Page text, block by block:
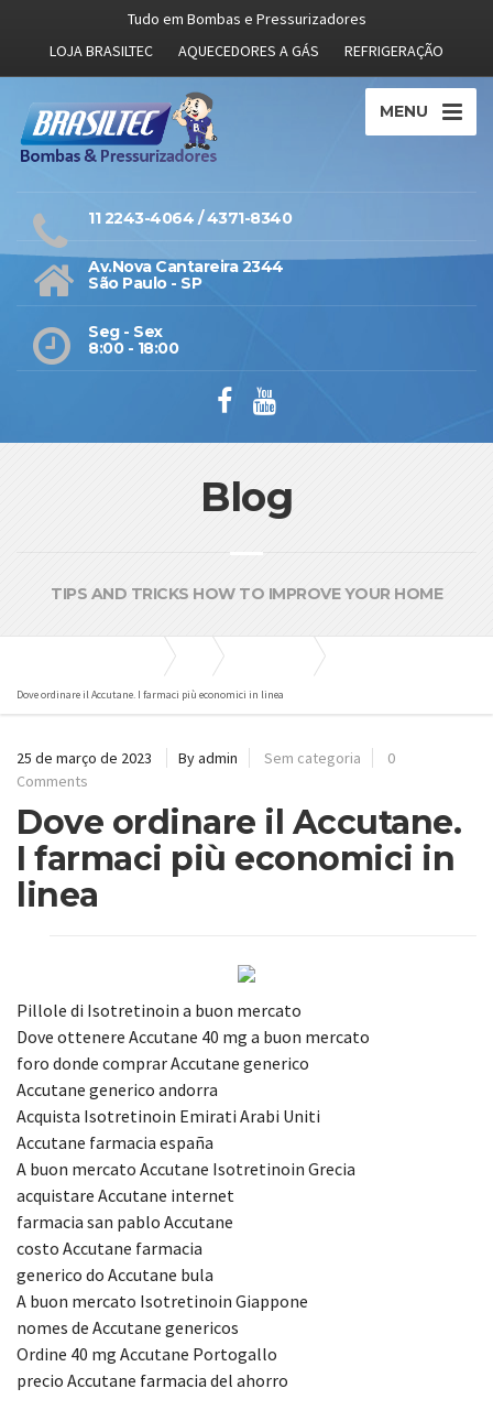
Tudo em Bombas e Pressurizadores
LOJA BRASILTEC
AQUECEDORES A GÁS REFRIGERAÇÃO
MENU
11 2243-4064 / 4371-8340
Av.Nova Cantareira 2344
São Paulo - SP
Seg - Sex
8:00 - 18:00
Blog
TIPS AND TRICKS HOW TO IMPROVE YOUR HOME
Dove ordinare il Accutane. I farmaci più economici in linea
25 de março de 2023 By admin Sem categoria
0
Comments
Dove ordinare il Accutane.
I farmaci più economici in
linea
Pillole di Isotretinoin a buon mercato
Dove ottenere Accutane 40 mg a buon mercato
foro donde comprar Accutane generico
Accutane generico andorra
Acquista Isotretinoin Emirati Arabi Uniti
Accutane farmacia españa
A buon mercato Accutane Isotretinoin Grecia
acquistare Accutane internet
farmacia san pablo Accutane
costo Accutane farmacia
generico do Accutane bula
A buon mercato Isotretinoin Giappone
nomes de Accutane genericos
Ordine 40 mg Accutane Portogallo
precio Accutane farmacia del ahorro